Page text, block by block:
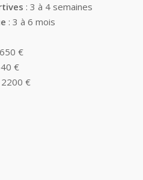
: 3 à 4 semaines
: 3 à 6 mois
€
€
2200 €